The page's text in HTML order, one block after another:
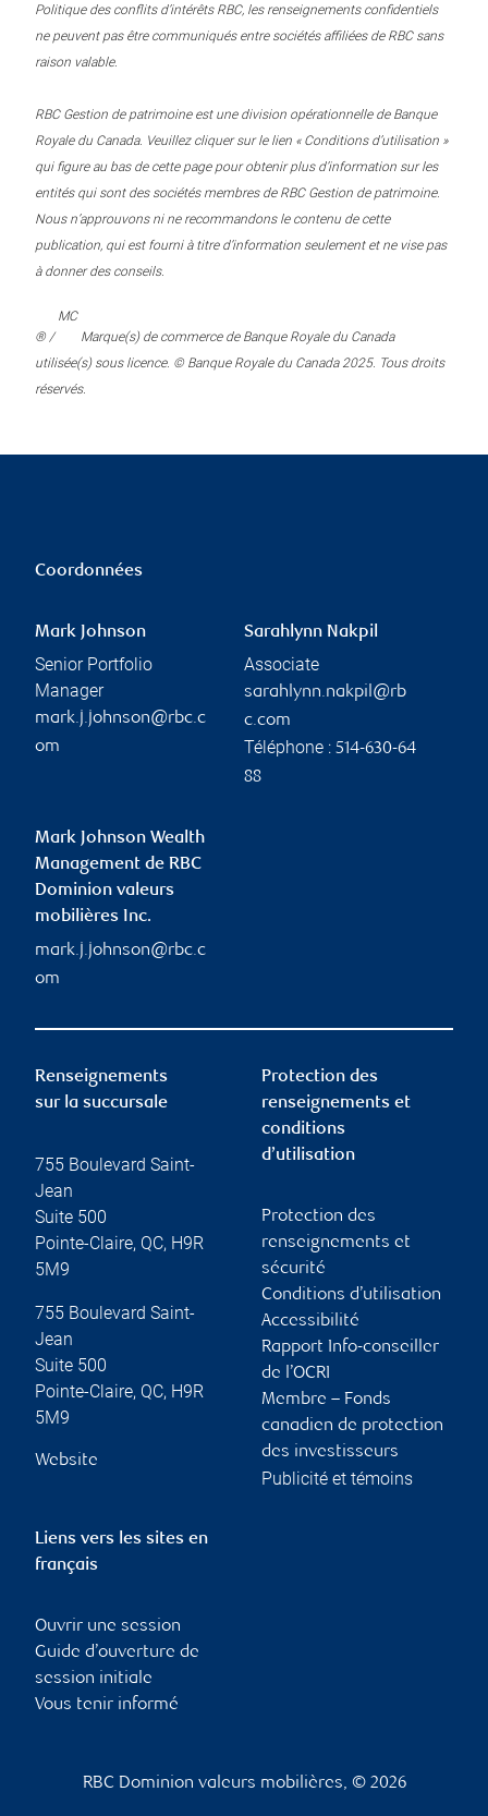
Politique des conflits d’intérêts RBC, les renseignements confidentiels
ne peuvent pas être communiqués entre sociétés affiliées de RBC sans
raison valable.
RBC Gestion de patrimoine est une division opérationnelle de Banque
Royale du Canada. Veuillez cliquer sur le lien « Conditions d’utilisation »
qui figure au bas de cette page pour obtenir plus d’information sur les
entités qui sont des sociétés membres de RBC Gestion de patrimoine.
Nous n’approuvons ni ne recommandons le contenu de cette
publication, qui est fourni à titre d’information seulement et ne vise pas
à donner des conseils.
® /
MC
Marque(s) de commerce de Banque Royale du Canada
utilisée(s) sous licence. © Banque Royale du Canada 2025. Tous droits
réservés.
Coordonnées
Mark Johnson
Senior Portfolio
Manager
mark.j.johnson@rbc.c
om
Sarahlynn Nakpil
Associate
sarahlynn.nakpil@rb
c.com
Téléphone : 514-630-64
88
Mark Johnson Wealth
Management de RBC
Dominion valeurs
mobilières Inc.
mark.j.johnson@rbc.c
om
Renseignements
sur la succursale
755 Boulevard Saint-
Jean
Suite 500
Pointe-Claire, QC, H9R
5M9
755 Boulevard Saint-
Jean
Suite 500
Pointe-Claire, QC, H9R
5M9
Website
Protection des
renseignements et
conditions
d’utilisation
Protection des
renseignements et
sécurité
Conditions d’utilisation
Accessibilité
Rapport Info-conseiller
de l’OCRI
Membre – Fonds
canadien de protection
des investisseurs
Publicité et témoins
Liens vers les sites en
français
Ouvrir une session
Guide d’ouverture de
session initiale
Vous tenir informé
RBC Dominion valeurs mobilières, © 2026